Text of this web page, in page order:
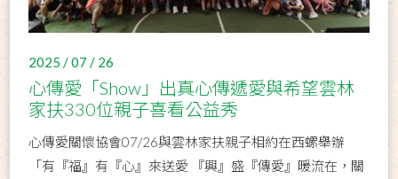
2025 / 07 / 26
心傳愛「Show」出真心傳遞愛與希望雲林
家扶330位親子喜看公益秀
心傳愛關懷協會07/26與雲林家扶親子相約在西螺舉辦
「有『福』有『心』來送愛 『興』盛『傳愛』暖流在，關